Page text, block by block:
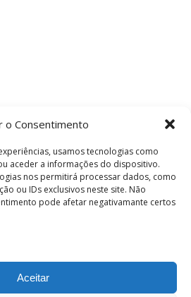
o Consentimento
usamos tecnologias como
aceder a informações do dispositivo.
nos permitirá processar dados, como
ou IDs exclusivos neste site. Não
pode afetar negativamante certos
Aceitar